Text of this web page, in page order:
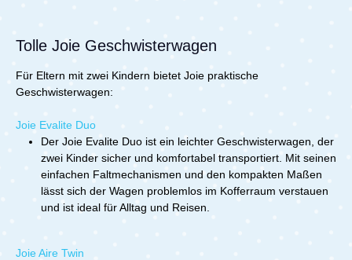
Tolle Joie Geschwisterwagen
Für Eltern mit zwei Kindern bietet Joie praktische
Geschwisterwagen:
Joie Evalite Duo
Der Joie Evalite Duo ist ein leichter Geschwisterwagen, der
zwei Kinder sicher und komfortabel transportiert. Mit seinen
einfachen Faltmechanismen und den kompakten Maßen
lässt sich der Wagen problemlos im Kofferraum verstauen
und ist ideal für Alltag und Reisen.
Joie Aire Twin